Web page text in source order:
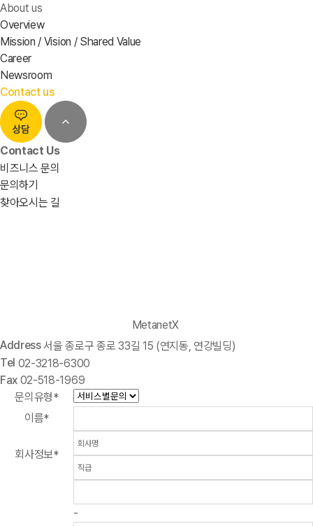
About us
Overview
Mission / Vision / Shared Value
Career
Newsroom
Contact us
Contact Us
비즈니스 문의
문의하기
찾아오시는 길
MetanetX
Address서울 종로구 종로 33길 15 (연지동, 연강빌딩)
Tel 02-3218-6300
Fax 02-518-1969
문의유형*
이름*
회사정보*
-